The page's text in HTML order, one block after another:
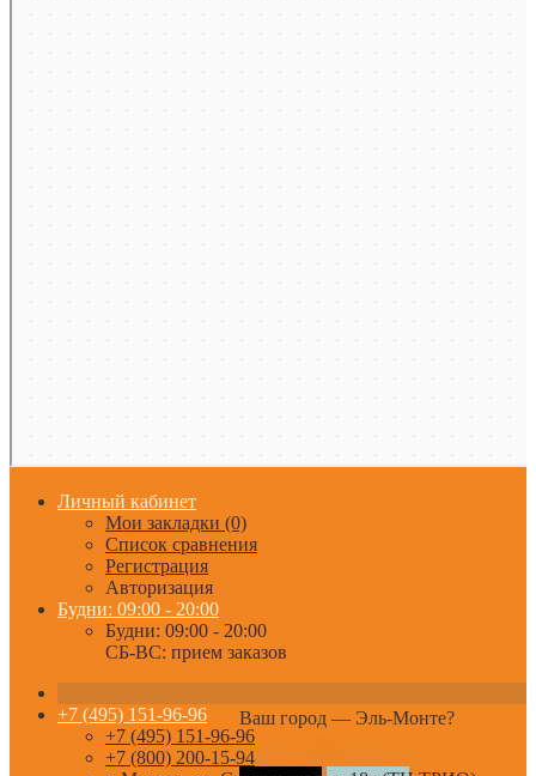
Личный кабинет
Мои закладки (0)
Список сравнения
Регистрация
Авторизация
Будни: 09:00 - 20:00
Будни: 09:00 - 20:00
СБ-ВС: прием заказов
Ваш город — Эль-Монте?
+7 (495) 151-96-96
+7 (495) 151-96-96
+7 (800) 200-15-94